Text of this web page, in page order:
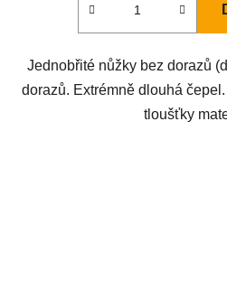
Jednobřité nůžky bez dorazů
dorazů. Extrémně dlouhá
tloušťky